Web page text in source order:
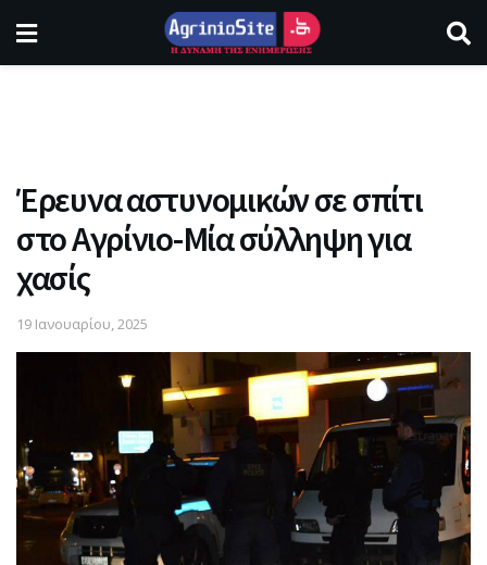
Έρευνα αστυνομικών σε σπίτι
στο Αγρίνιο-Μία σύλληψη για
χασίς
19 Ιανουαρίου, 2025